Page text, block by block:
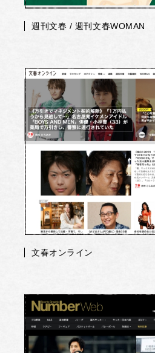
週刊文春 / 週刊文春WOMAN
文春オンライン